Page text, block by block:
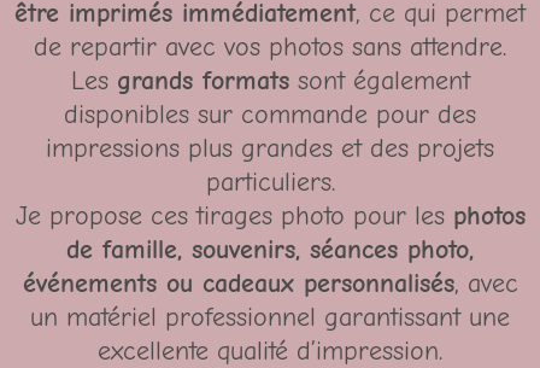
être imprimés immédiatement, ce qui permet
de repartir avec vos photos sans attendre.
Les grands formatssont également
disponibles sur commande pour des
impressions plus grandes et des projets
particuliers.
Je propose ces tirages photo pour les photos
de famille, souvenirs, séances photo,
événements ou cadeaux personnalisés, avec
un matériel professionnel garantissant une
excellente qualité d’impression.